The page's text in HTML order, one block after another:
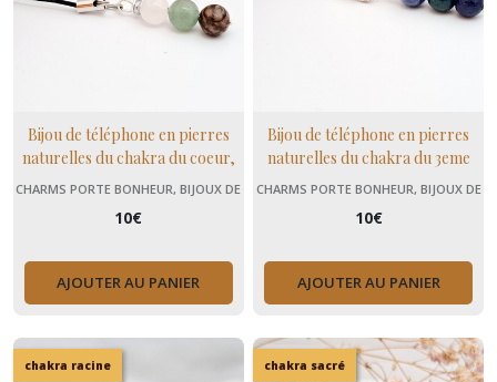
Bijou de téléphone en pierres
naturelles du chakra du coeur,
cadeau Noël
CHARMS PORTE BONHEUR, BIJOUX DE
10€
AJOUTER AU PANIER
Bijou de téléphone en pierres
naturelles du chakra du 3eme
oeil, cadeau Noël
CHARMS PORTE BONHEUR, BIJOUX DE
10€
AJOUTER AU PANIER
chakra racine chakra sacré